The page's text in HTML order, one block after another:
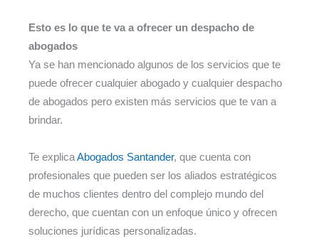
Esto es lo que te va a ofrecer un despacho de
abogados
Ya se han mencionado algunos de los servicios que te
puede ofrecer cualquier abogado y cualquier despacho
de abogados pero existen más servicios que te van a
brindar.
Te explicaAbogados Santander, que cuenta con
profesionales que pueden ser los aliados estratégicos
de muchos clientes dentro del complejo mundo del
derecho, que cuentan con un enfoque único y ofrecen
soluciones jurídicas personalizadas.